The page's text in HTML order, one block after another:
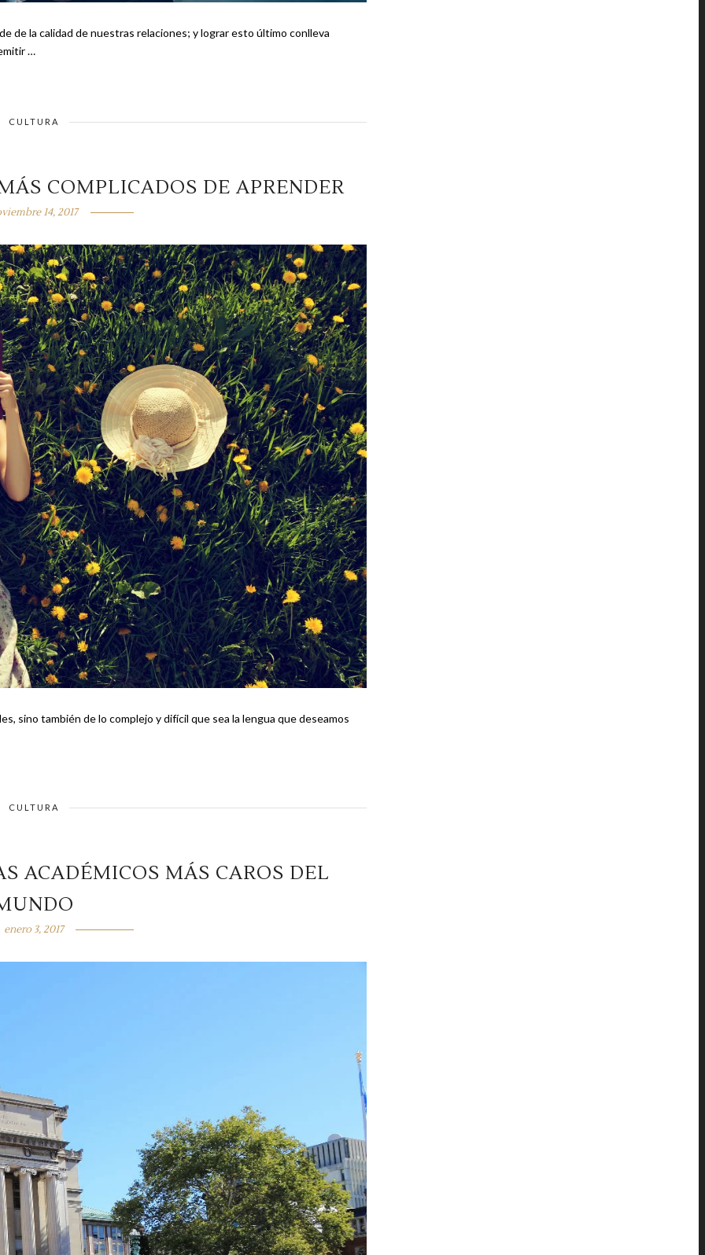
de la calidad de nuestras relaciones; y lograr esto último conlleva
emitir …
CULTURA
COMPLICADOS DE APRENDER
14, 2017
sino también de lo complejo y difícil que sea la lengua que deseamos
CULTURA
ACADÉMICOS MÁS CAROS DEL
enero 3, 2017